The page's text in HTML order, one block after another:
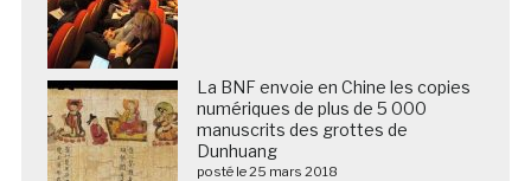
La BNF envoie en Chine les copies
numériques de plus de 5 000
manuscrits des grottes de
Dunhuang
posté le 25 mars 2018